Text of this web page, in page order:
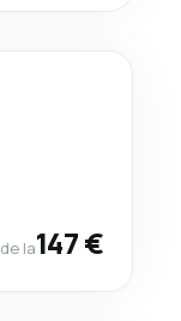
de la147 €